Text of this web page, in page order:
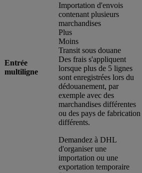
Entrée
multiligne
Importation d'envois
contenant plusieurs
marchandises
Plus
Moins
Transit sous douane
Des frais s'appliquent
lorsque plus de 5 lignes
sont enregistrées lors du
dédouanement, par
exemple avec des
marchandises différentes
ou des pays de fabrication
différents.
Demandez à DHL
d'organiser une
importation ou une
exportation temporaire